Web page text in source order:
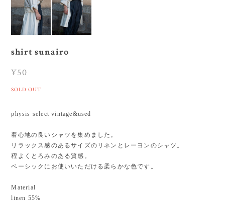
shirt sunairo
¥50
SOLD OUT
physis select vintage&used
着心地の良いシャツを集めました。
リラックス感のあるサイズのリネンとレーヨンのシャツ。
程よくとろみのある質感。
ベーシックにお使いいただける柔らかな色です。
Material
linen 55%